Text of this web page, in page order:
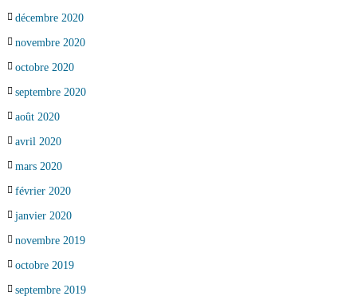
décembre 2020
novembre 2020
octobre 2020
septembre 2020
août 2020
avril 2020
mars 2020
février 2020
janvier 2020
novembre 2019
octobre 2019
septembre 2019